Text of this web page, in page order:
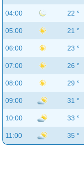
04:00 22 °
05:00 21 °
06:00 23 °
07:00 26 °
08:00 29 °
09:00 31 °
10:00 33 °
11:00 35 °